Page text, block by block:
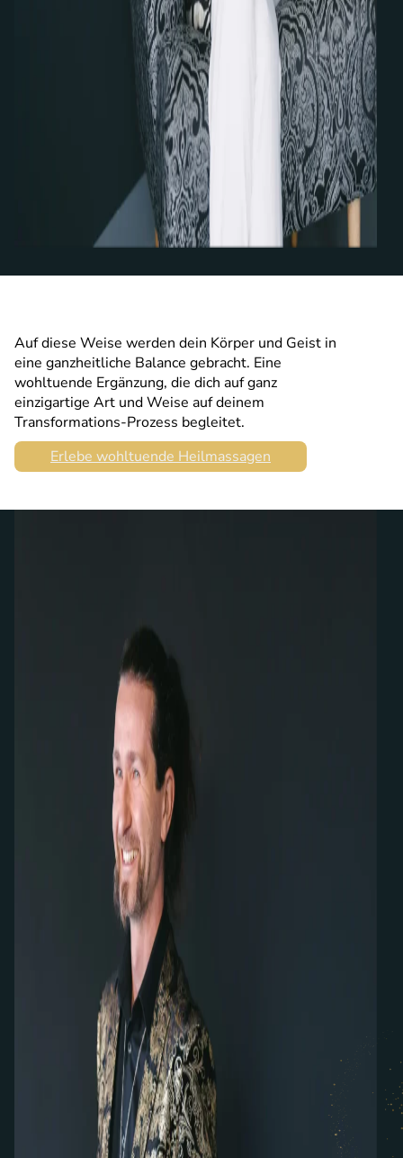
Auf diese Weise werden dein Körper und Geist in
eine ganzheitliche Balance gebracht. Eine
wohltuende Ergänzung, die dich auf ganz
einzigartige Art und Weise auf deinem
Transformations-Prozess begleitet.
Erlebe wohltuende Heilmassagen